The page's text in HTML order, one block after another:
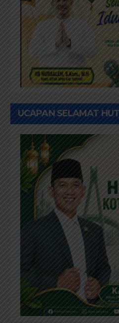
UCAPAN SELAMAT